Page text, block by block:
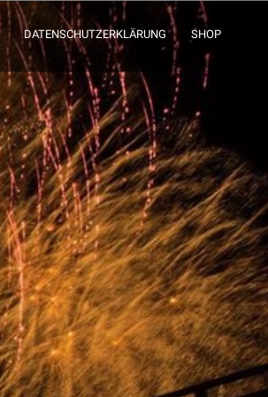
DATENSCHUTZERKLÄRUNG SHOP